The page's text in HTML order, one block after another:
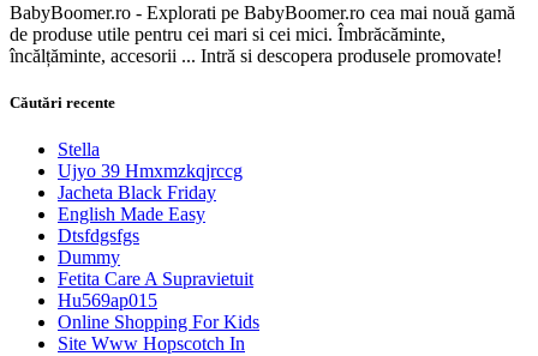
BabyBoomer.ro - Explorati pe BabyBoomer.ro cea mai nouă gamă
de produse utile pentru cei mari si cei mici. Îmbrăcăminte,
încălțăminte, accesorii ... Intră si descopera produsele promovate!
Căutări recente
Stella
Ujyo 39 Hmxmzkqjrccg
Jacheta Black Friday
English Made Easy
Dtsfdgsfgs
Dummy
Fetita Care A Supravietuit
Hu569ap015
Online Shopping For Kids
Site Www Hopscotch In